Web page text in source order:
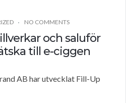
NO COMMENTS
och saluför
till e-ciggen
AB har utvecklat Fill-Up